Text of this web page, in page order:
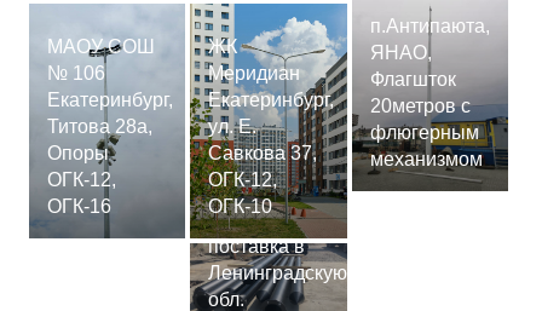
МАОУ СОШ
№ 106
Екатеринбург,
Титова 28а,
Опоры
ОГК-12,
ОГК-16
ЖК
Меридиан
Екатеринбург,
ул. Е.
Савкова 37,
ОГК-12,
ОГК-10
Сваи
СМ-7,75м,
поставка в
Ленинградскую
обл.
п.Антипаюта,
ЯНАО,
Флагшток
20метров с
флюгерным
механизмом